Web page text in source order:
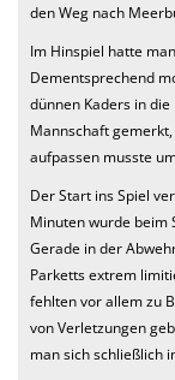
den Weg nach
Im Hinspiel hatte
Dementsprechend
dünnen Kaders in
Mannschaft
aufpassen musste
Der Start ins Spiel
Minuten wurde beim
Gerade in der
Parketts extrem
fehlten vor allem zu
von Verletzungen
man sich schließlich